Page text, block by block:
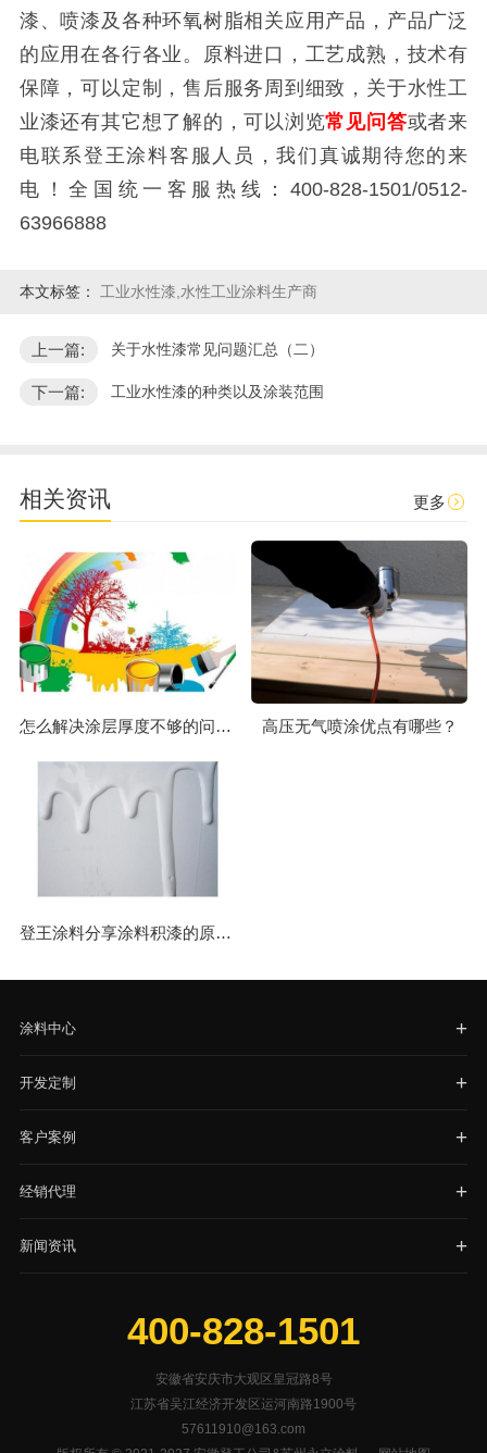
漆、喷漆及各种环氧树脂相关应用产品，产品广泛
的应用在各行各业。原料进口，工艺成熟，技术有
保障，可以定制，售后服务周到细致， 关于水性工
业漆还有其它想了解的，可以浏览常见问答或者来
电联系登王涂料客服人员，我们真诚期待您的来
电！全国统一客服热线：400-828-1501/0512-
63966888
本文标签： 工业水性漆,水性工业涂料生产商
上一篇: 关于水性漆常见问题汇总（二）
下一篇: 工业水性漆的种类以及涂装范围
相关资讯 更多
怎么解决涂层厚度不够的问题？ 高压无气喷涂优点有哪些？
登王涂料分享涂料积漆的原因和解决方法
涂料中心
开发定制
客户案例
经销代理
新闻资讯
400-828-1501
安徽省安庆市大观区皇冠路8号
江苏省吴江经济开发区运河南路1900号
57611910@163.com